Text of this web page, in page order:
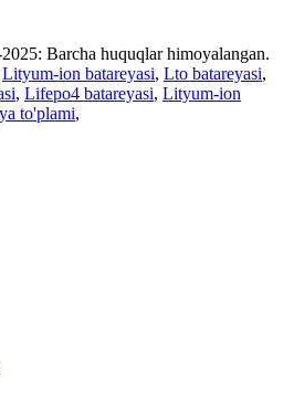
Barcha huquqlar himoyalangan.
Lityum-ion batareyasi, Lto batareyasi,
, Lifepo4 batareyasi, Lityum-ion
to'plami,